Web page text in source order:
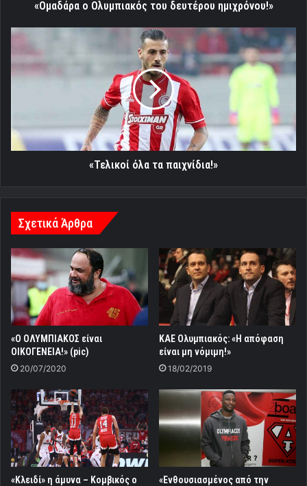
«Ομαδάρα ο Ολυμπιακός του δευτέρου ημιχρόνου!»
«Τελικοί
τα
παιχνίδια!»
«Τελικοί όλα τα παιχνίδια!»
Σχετικά Άρθρα
«Ο ΟΛΥΜΠΙΑΚΟΣ είναι
ΟΙΚΟΓΕΝΕΙΑ!» (pic)
20/07/2020
ΚΑΕ Ολυμπιακός: «Η απόφαση
είναι μη νόμιμη!»
18/02/2019
«Κλειδί» η άμυνα – Κομβικός ο
«Ενθουσιασμένος από την